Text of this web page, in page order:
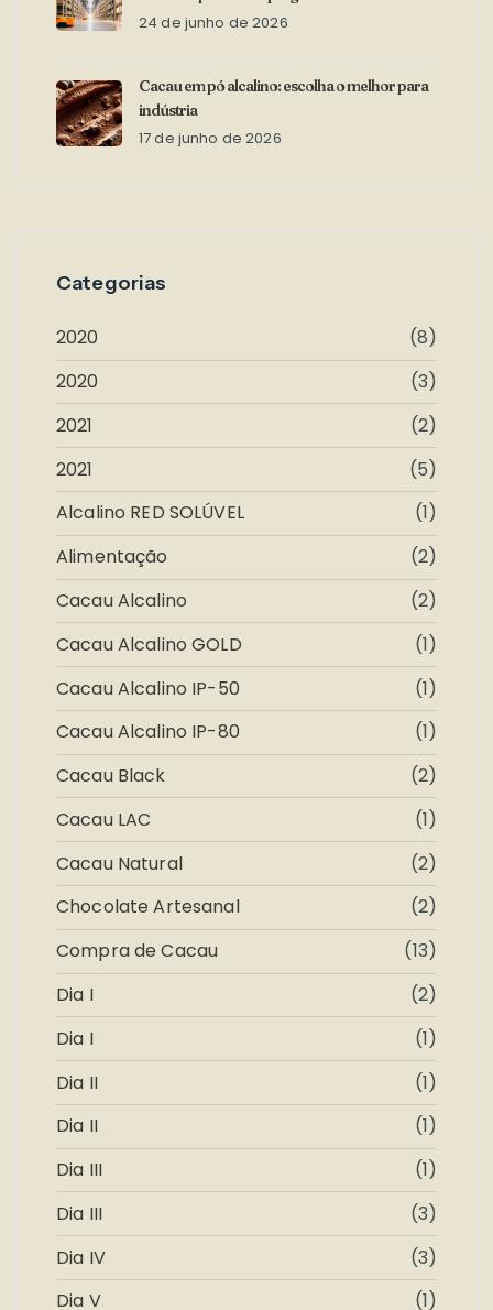
24 de junho de 2026
Cacau em pó alcalino: escolha o melhor para
indústria
17 de junho de 2026
Categorias
2020
(8)
2020
(3)
2021
(2)
2021
(5)
Alcalino RED SOLÚVEL
(1)
Alimentação
(2)
Cacau Alcalino
(2)
Cacau Alcalino GOLD
(1)
Cacau Alcalino IP-50
(1)
Cacau Alcalino IP-80
(1)
Cacau Black
(2)
Cacau LAC
(1)
Cacau Natural
(2)
Chocolate Artesanal
(2)
Compra de Cacau
(13)
Dia I
(2)
Dia I
(1)
Dia II
(1)
Dia II
(1)
Dia III
(1)
Dia III
(3)
Dia IV
(3)
Dia V
(1)